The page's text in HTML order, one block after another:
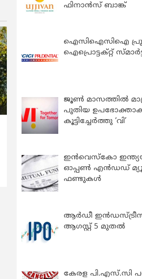
ഫിനാൻസ് ബാങ്ക്
ഐസിഐസിഐ പ്രു
ഐപ്രൊട്ടക്റ്റ്
ജൂൺ മാസത്തിൽ
പുതിയ
കൂട്ടിച്ചേർത്തു ‘വി’
ഇന്‍വെസ്കോ
ഓപ്പണ്‍ എന്‍ഡഡ്
ഫണ്ടുകള്‍
ആർഡീ
ആഗസ്റ്റ് 5 മുതൽ
കേരള പി.എസ്.സി